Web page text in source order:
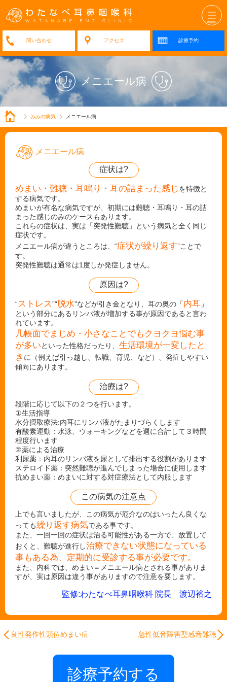
アクセス 診療予約
メニエール病
みみの病気 メニエール病
メニエール病
症状は?
めまい・難聴・耳鳴り・耳の詰まった感じを特徴と
する病気です。
めまいが有名な病気ですが、初期には難聴・耳鳴り・耳の詰
まった感じのみのケースもあります。
これらの症状は、実は「突発性難聴」という病気と全く同じ
症状です。
メニエール病が違うところは、“症状が繰り返す”ことで
す。
突発性難聴は通常は1度しか発症しません。
原因は?
“ストレス”“脱水”などが引き金となり、耳の奥の「内耳 」
という部分にあるリンパ液が増加する事が原因であると言わ
れています。
几帳面でまじめ・小さなことでもクヨクヨ悩む事
が多いといった性格だったり、 生活環境が一変したと
き に（例えば引っ越し、転職、育児、など）、発症しやすい
傾向にあります。
治療は?
段階に応じて以下の２つを行います。
①生活指導
水分摂取療法:内耳にリンパ液がたまりづらくします
有酸素運動：水泳、ウォーキングなどを週に合計して３時間
程度行います
②薬による治療
利尿薬：内耳のリンパ液を尿として排出する役割があります
ステロイド薬：突然難聴が進んでしまった場合に使用します
抗めまい薬：めまいに対する対症療法として内服します
この病気の注意点
上でも言いましたが、この病気が厄介なのはいったん良くな
っても繰り返す病気である事です。
また、一回一回の症状は治る可能性がある一方で、放置して
おくと、難聴が進行し治療できない状態になっている
事もある為、定期的に受診する事が必要です。
また、内科では、めまい＝メニエール病とされる事がありま
すが、実は原因は違う事がありますので注意を要します。
監修:わたなべ耳鼻咽喉科 院長 渡辺裕之
良性発作性頭位めまい症 急性低音障害型感音難聴
診療予約する